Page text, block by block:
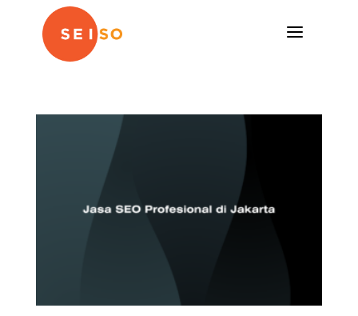
a